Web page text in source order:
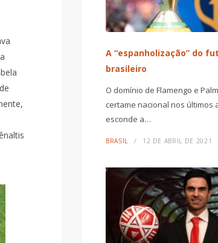
A “espanholização” do
brasileiro
O domínio de Flamengo e
certame nacional nos últimos
esconde a…
BRASIL 12 DE ABRIL DE 2021